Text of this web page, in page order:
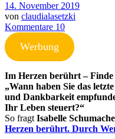
14. November 2019
von claudialasetzki
Kommentare 10
Werbung
Im Herzen berührt –
„Wann haben Sie das
und Dankbarkeit
Ihr Leben steuert?“
So fragt Isabelle
Herzen berührt. Durch